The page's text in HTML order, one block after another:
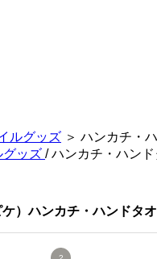
ルグッズ ＞ ハンカチ・
グッズ / ハンカチ・ハン
）ハンカチ・ハンドタ